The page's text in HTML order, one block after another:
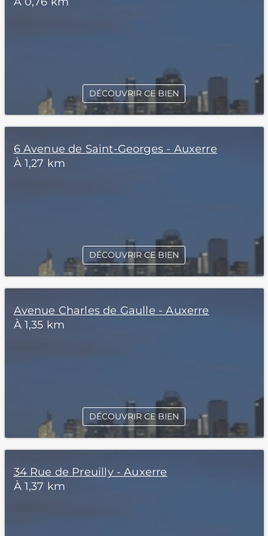
DÉCOUVRIR CE BIEN
6 Avenue de Saint-Georges - Auxerre
À 1,27 km
DÉCOUVRIR CE BIEN
Avenue Charles de Gaulle - Auxerre
À 1,35 km
DÉCOUVRIR CE BIEN
34 Rue de Preuilly - Auxerre
À 1,37 km